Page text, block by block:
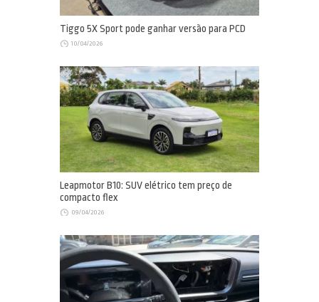
Tiggo 5X Sport pode ganhar versão para PCD
10/04/2026
Leapmotor B10: SUV elétrico tem preço de
compacto flex
09/04/2026